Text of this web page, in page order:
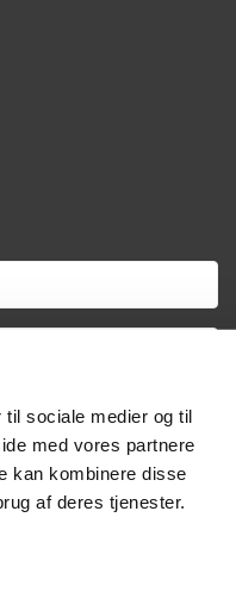
sociale medier og til
med vores partnere
kan kombinere disse
af deres tjenester.
afmeldingslinket i hver
vi oplysninger om dig via
dine personoplysninger og